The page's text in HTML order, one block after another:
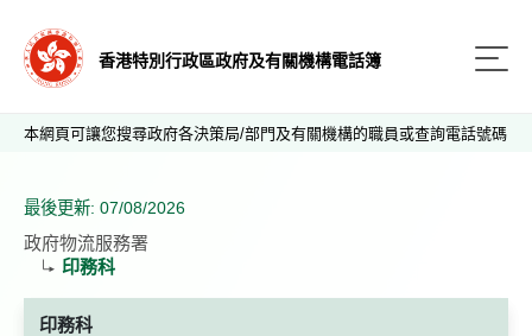
香港特別行政區政府及有關機構電話簿
本網頁可讓您搜尋政府各決策局/部門及有關機構的職員或查詢電話號碼
最後更新: 07/08/2026
政府物流服務署
印務科
印務科